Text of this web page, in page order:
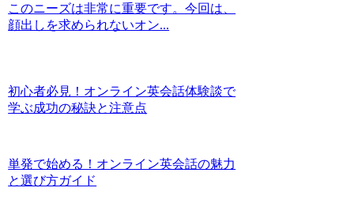
このニーズは非常に重要です。今回は、
顔出しを求められないオン...
初心者必見！オンライン英会話体験談で
学ぶ成功の秘訣と注意点
単発で始める！オンライン英会話の魅力
と選び方ガイド